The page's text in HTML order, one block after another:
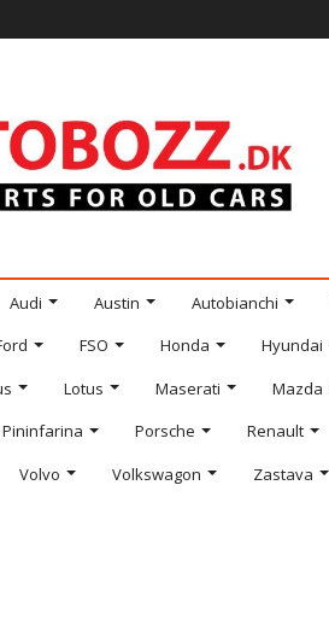
Audi Austin Autobianchi
FSO Honda Hyundai
Lotus Maserati Mazda
Pininfarina Porsche Renault
Volvo Volkswagon Zastava